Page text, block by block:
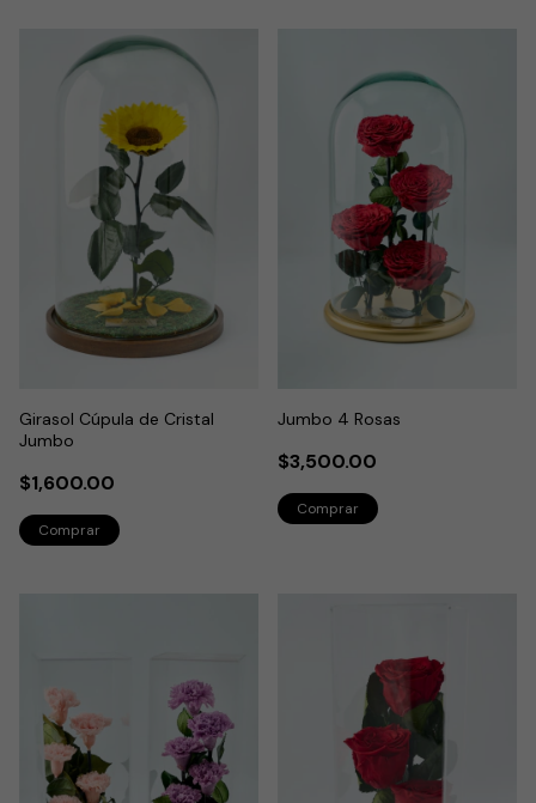
Girasol Cúpula de Cristal
Jumbo
$1,600.00
Jumbo 4 Rosas
$3,500.00